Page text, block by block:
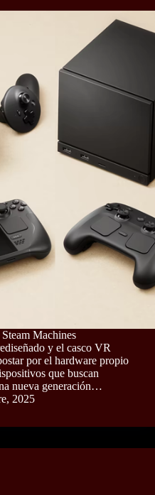
Machines
y el casco VR
por el hardware propio
que buscan
nueva generación…
2025